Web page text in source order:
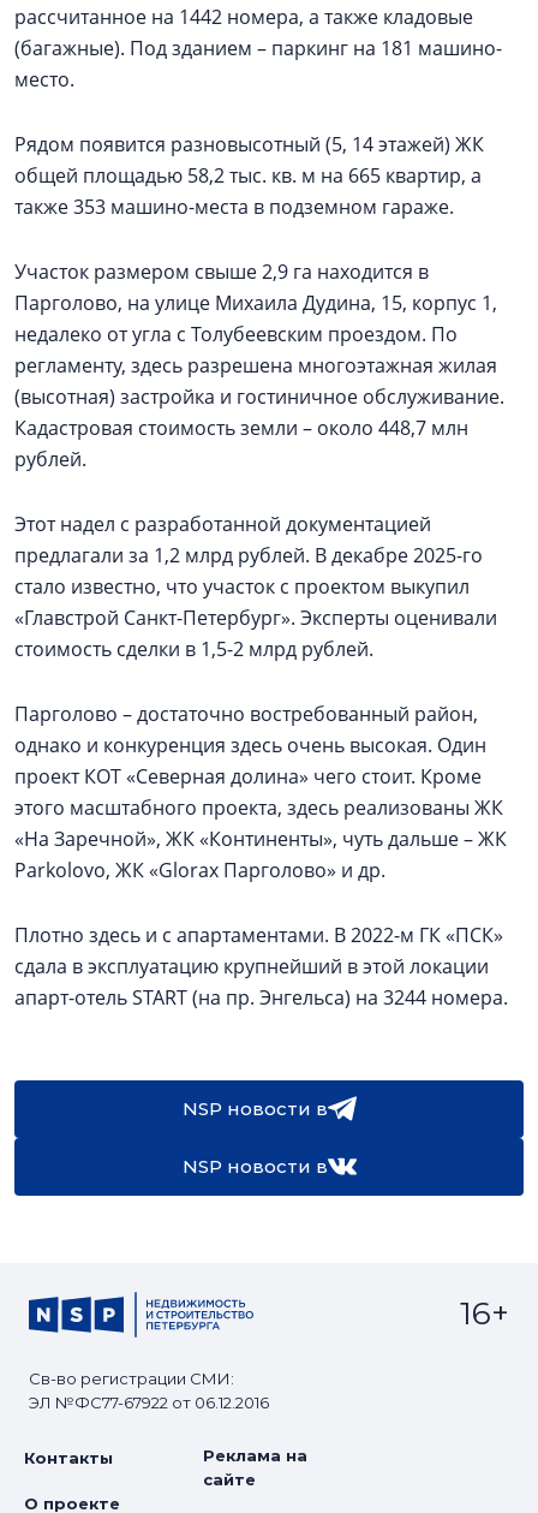
рассчитанное на 1442 номера, а также кладовые
(багажные). Под зданием – паркинг на 181 машино-
место.
Рядом появится разновысотный (5, 14 этажей) ЖК
общей площадью 58,2 тыс. кв. м на 665 квартир, а
также 353 машино-места в подземном гараже.
Участок размером свыше 2,9 га находится в
Парголово, на улице Михаила Дудина, 15, корпус 1,
недалеко от угла с Толубеевским проездом. По
регламенту, здесь разрешена многоэтажная жилая
(высотная) застройка и гостиничное обслуживание.
Кадастровая стоимость земли – около 448,7 млн
рублей.
Этот надел с разработанной документацией
предлагали за 1,2 млрд рублей. В декабре 2025-го
стало известно, что участок с проектом выкупил
«Главстрой Санкт-Петербург». Эксперты оценивали
стоимость сделки в 1,5-2 млрд рублей.
Парголово – достаточно востребованный район,
однако и конкуренция здесь очень высокая. Один
проект КОТ «Северная долина» чего стоит. Кроме
этого масштабного проекта, здесь реализованы ЖК
«На Заречной», ЖК «Континенты», чуть дальше – ЖК
Parkolovо, ЖК «Glorax Парголово» и др.
Плотно здесь и с апартаментами. В 2022-м ГК «ПСК»
сдала в эксплуатацию крупнейший в этой локации
апарт-отель START (на пр. Энгельса) на 3244 номера.
NSP новости в
NSP новости в
Св-во регистрации СМИ:
ЭЛ №ФС77-67922 от 06.12.2016
16+
Контакты
О проекте
Реклама на
сайте